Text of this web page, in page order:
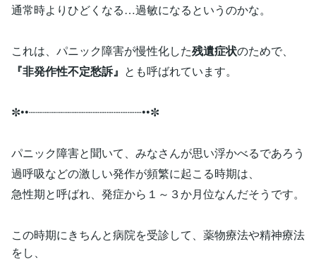
通常時よりひどくなる…過敏になるというのかな。
これは、パニック障害が慢性化した残遺症状のためで、
『非発作性不定愁訴』 とも呼ばれています。
✼••┈┈┈┈┈┈┈┈┈┈┈┈┈┈┈┈••✼
パニック障害と聞いて、みなさんが思い浮かべるであろう
過呼吸などの激しい発作が頻繁に起こる時期は、
急性期と呼ばれ、発症から１～３か月位なんだそうです。
この時期にきちんと病院を受診して、薬物療法や精神療法
をし、